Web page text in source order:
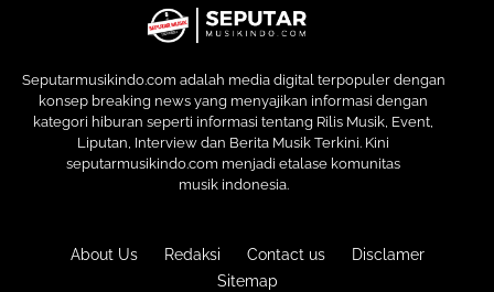
Seputarmusikindo.com adalah media digital terpopuler dengan
konsep breaking news yang menyajikan informasi dengan
kategori hiburan seperti informasi tentang Rilis Musik, Event,
Liputan, Interview dan Berita Musik Terkini. Kini
seputarmusikindo.com menjadi etalase komunitas
musik indonesia.
About Us Redaksi Contact us
Disclamer
Sitemap